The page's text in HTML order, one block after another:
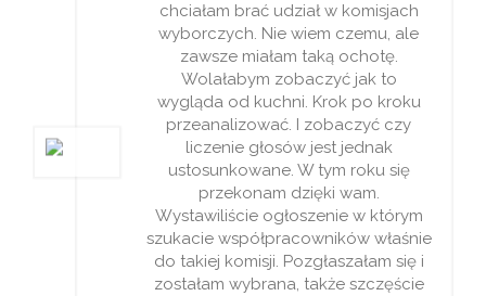
chciałam brać udział w komisjach
wyborczych. Nie wiem czemu, ale
zawsze miałam taką ochotę.
Wolałabym zobaczyć jak to
wygląda od kuchni. Krok po kroku
przeanalizować. I zobaczyć czy
liczenie głosów jest jednak
ustosunkowane. W tym roku się
przekonam dzięki wam.
Wystawiliście ogłoszenie w którym
szukacie współpracowników właśnie
do takiej komisji. Pozgłaszałam się i
zostałam wybrana, także szczęście